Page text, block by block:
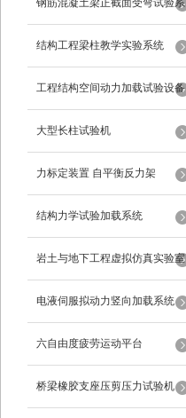
钢筋混凝土梁正截面受弯试验系
统
结构工程梁柱教学实验系统
工程结构空间动力加载试验设备
反力框架
大型长柱试验机
力标定装置 自平衡反力架
结构力学试验加载系统
岩土与地下工程虚拟仿真实验室
电液伺服拟动力竖向加载系统
六自由度疲劳运动平台
桥梁橡胶支座压剪压力试验机